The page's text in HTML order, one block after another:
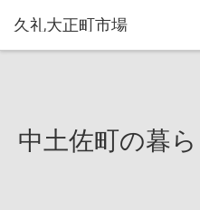
久礼大正町市場
中土佐町の暮ら